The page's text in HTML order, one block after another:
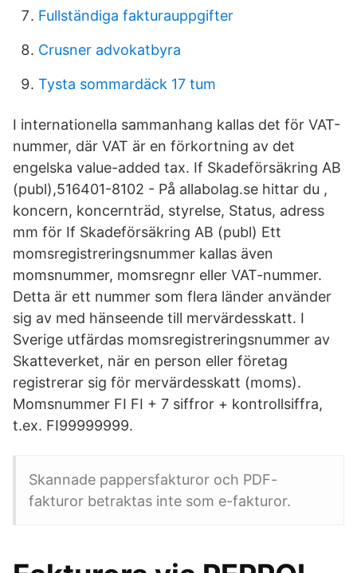
Fullständiga fakturauppgifter
Crusner advokatbyra
Tysta sommardäck 17 tum
I internationella sammanhang kallas det för VAT-
nummer, där VAT är en förkortning av det
engelska value-added tax. If Skadeförsäkring AB
(publ),516401-8102 - På allabolag.se hittar du ,
koncern, koncernträd, styrelse, Status, adress
mm för If Skadeförsäkring AB (publ) Ett
momsregistreringsnummer kallas även
momsnummer, momsregnr eller VAT-nummer.
Detta är ett nummer som flera länder använder
sig av med hänseende till mervärdesskatt. I
Sverige utfärdas momsregistreringsnummer av
Skatteverket, när en person eller företag
registrerar sig för mervärdesskatt (moms).
Momsnummer FI FI + 7 siffror + kontrollsiffra,
t.ex. FI99999999.
Skannade pappersfakturor och PDF-
fakturor betraktas inte som e-fakturor.